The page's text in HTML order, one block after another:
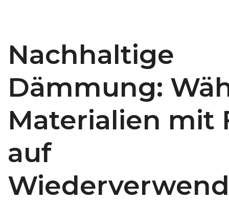
Nachhaltige
Dämmung:
Materialien mit
auf